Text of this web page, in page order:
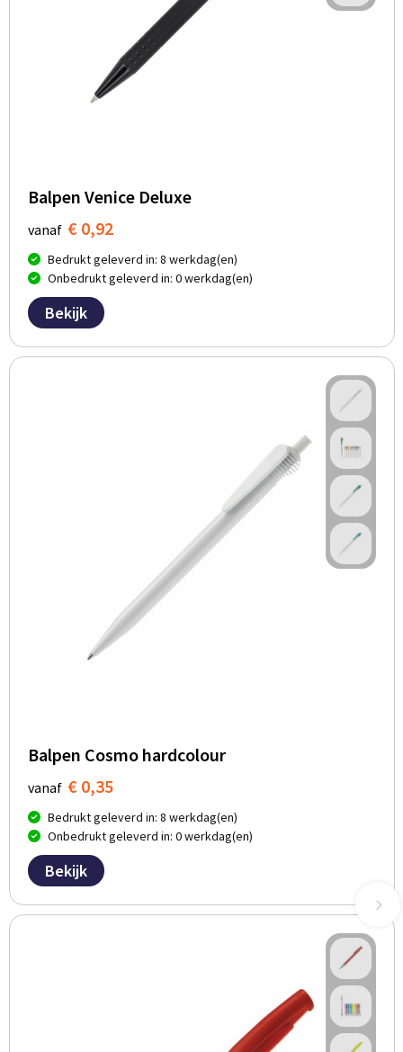
Balpen Venice Deluxe
vanaf € 0,92
Bedrukt geleverd in: 8 werkdag(en)
Onbedrukt geleverd in: 0 werkdag(en)
Bekijk
Balpen Cosmo hardcolour
vanaf € 0,35
Bedrukt geleverd in: 8 werkdag(en)
Onbedrukt geleverd in: 0 werkdag(en)
Bekijk